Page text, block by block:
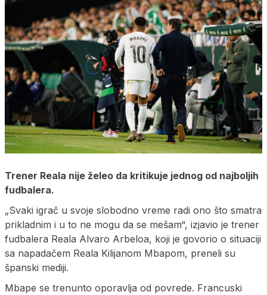
Trener Reala nije želeo da kritikuje jednog od najboljih
fudbalera.
„Svaki igrač u svoje slobodno vreme radi ono što smatra
prikladnim i u to ne mogu da se mešam“, izjavio je trener
fudbalera Reala Alvaro Arbeloa, koji je govorio o situaciji
sa napadačem Reala Kilijanom Mbapom, preneli su
španski mediji.
Mbape se trenunto oporavlja od povrede. Francuski